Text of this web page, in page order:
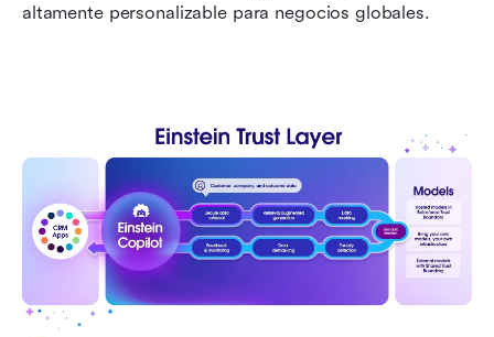
altamente personalizable para negocios globales.